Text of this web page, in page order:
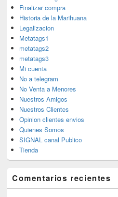
Finalizar compra
Historia de la Marihuana
Legalizacion
Metatags1
metatags2
metatags3
Mi cuenta
No a telegram
No Venta a Menores
Nuestros Amigos
Nuestros Clientes
Opinion clientes envios
Quienes Somos
SIGNAL canal Publico
Tienda
Comentarios recientes